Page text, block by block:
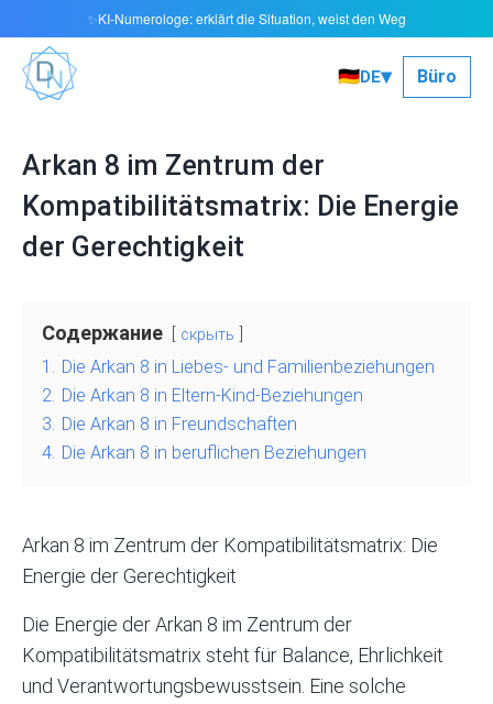
🇩🇪DE▾ Büro
Arkan 8 im Zentrum der
Kompatibilitätsmatrix: Die Energie
der Gerechtigkeit
Содержание скрыть
1. Die Arkan 8 in Liebes- und Familienbeziehungen
2. Die Arkan 8 in Eltern-Kind-Beziehungen
3. Die Arkan 8 in Freundschaften
4. Die Arkan 8 in beruflichen Beziehungen
Arkan 8 im Zentrum der Kompatibilitätsmatrix: Die
Energie der Gerechtigkeit
Die Energie der Arkan 8 im Zentrum der
Kompatibilitätsmatrix steht für Balance, Ehrlichkeit
und Verantwortungsbewusstsein. Eine solche
✨KI-Numerologe: erklärt die Situation, weist den Weg